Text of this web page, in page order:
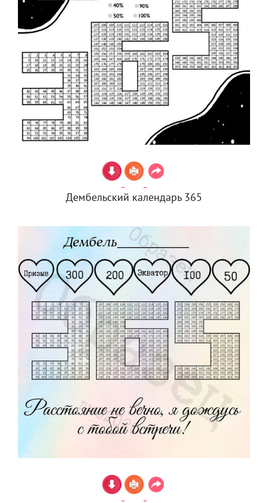
Дембельский календарь 365